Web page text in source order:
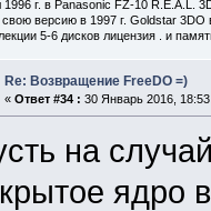
1996 г. в Panasonic FZ-10 R.E.A.L.
версию в 1997 г. Goldstar 3DO
5-6 дисков лицензия . и
Re: Возвращение FreeDO =)
« Ответ #34 : 30 Январь 2016,
на
ядро